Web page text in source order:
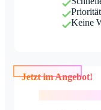
Keine
Jetzt im Angebot!